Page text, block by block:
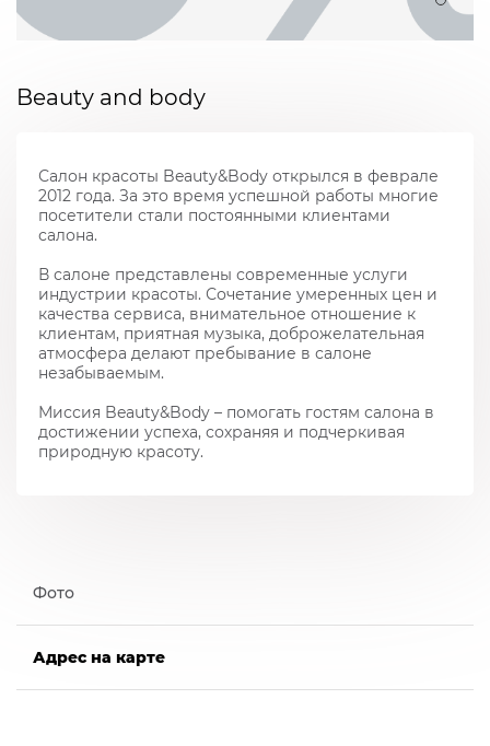
Beauty and body
Салон красоты Beauty&Body открылся в феврале
2012 года. За это время успешной работы многие
посетители стали постоянными клиентами
салона.
В салоне представлены современные услуги
индустрии красоты. Сочетание умеренных цен и
качества сервиса, внимательное отношение к
клиентам, приятная музыка, доброжелательная
атмосфера делают пребывание в салоне
незабываемым.
Миссия Beauty&Body – помогать гостям салона в
достижении успеха, сохраняя и подчеркивая
природную красоту.
Фото
Адрес на карте